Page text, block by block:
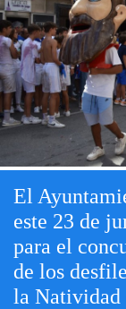
El
este 23 de
para el
de los
la Natividad